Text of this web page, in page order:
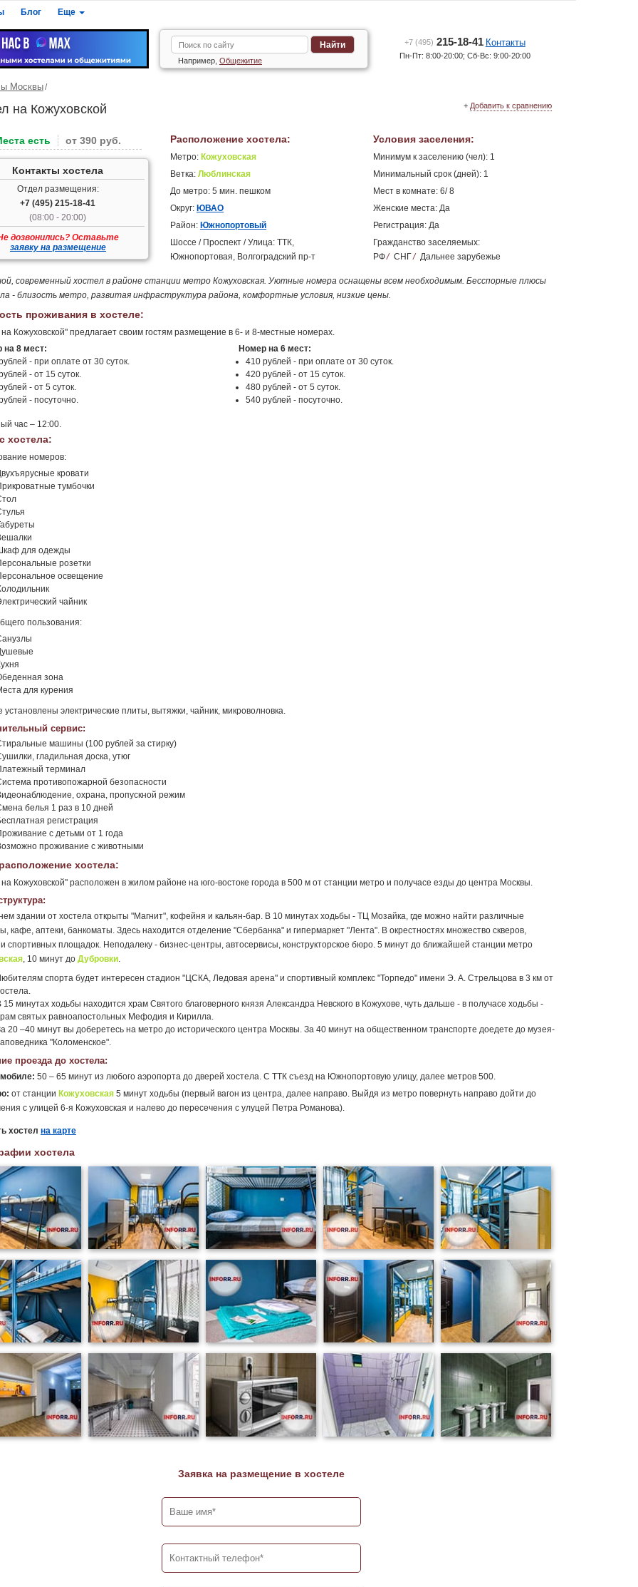
Блог Еще
Найти
Например, Общежитие
+7 (495) 215-18-41 Контакты
Пн-Пт: 8:00-20:00; Сб-Вс: 9:00-20:00
Москвы
на Кожуховской + Добавить к сравнению
есть от 390 руб.
Контакты хостела
Отдел размещения:
+7 (495) 215-18-41
(08:00 - 20:00)
дозвонились? Оставьте
заявку на размещение
Расположение хостела:
Метро: Кожуховская
Ветка: Люблинская
До метро: 5 мин. пешком
Округ: ЮВАО
Район: Южнопортовый
Шоссе / Проспект / Улица: ТТК,
Южнопортовая, Волгоградский пр-т
Условия заселения:
Минимум к заселению (чел): 1
Минимальный срок (дней): 1
Мест в комнате: 6/ 8
Женские места: Да
Регистрация: Да
Гражданство заселяемых:
РФ/ СНГ/ Дальнее зарубежье
современный хостел в районе станции метро Кожуховская. Уютные номера оснащены всем необходимым. Бесспорные плюсы
- близость метро, развитая инфраструктура района, комфортные условия, низкие цены.
проживания в хостеле:
Кожуховской" предлагает своим гостям размещение в 6- и 8-местные номерах.
на 8 мест:
- при оплате от 30 суток.
- от 15 суток.
- от 5 суток.
- посуточно.
Номер на 6 мест:
410 рублей - при оплате от 30 суток.
420 рублей - от 15 суток.
480 рублей - от 5 суток.
540 рублей - посуточно.
час – 12:00.
хостела:
номеров:
кровати
тумбочки
для одежды
розетки
освещение
чайник
пользования:
зона
для курения
установлены электрические плиты, вытяжки, чайник, микроволновка.
сервис:
машины (100 рублей за стирку)
гладильная доска, утюг
терминал
противопожарной безопасности
охрана, пропускной режим
белья 1 раз в 10 дней
регистрация
с детьми от 1 года
проживание с животными
хостела:
Кожуховской" расположен в жилом районе на юго-востоке города в 500 м от станции метро и получасе езды до центра Москвы.
здании от хостела открыты "Магнит", кофейня и кальян-бар. В 10 минутах ходьбы - ТЦ Мозайка, где можно найти различные
кафе, аптеки, банкоматы. Здесь находится отделение "Сбербанка" и гипермаркет "Лента". В окрестностях множество скверов,
и спортивных площадок. Неподалеку - бизнес-центры, автосервисы, конструкторское бюро. 5 минут до ближайшей станции метро
, 10 минут до Дубровки.
спорта будет интересен стадион "ЦСКА, Ледовая арена" и спортивный комплекс "Торпедо" имени Э. А. Стрельцова в 3 км от
15 минутах ходьбы находится храм Святого благоверного князя Александра Невского в Кожухове, чуть дальше - в получасе ходьбы -
святых равноапостольных Мефодия и Кирилла.
20 –40 минут вы доберетесь на метро до исторического центра Москвы. За 40 минут на общественном транспорте доедете до музея-
"Коломенское".
проезда до хостела:
50 – 65 минут из любого аэропорта до дверей хостела. С ТТК съезд на Южнопортовую улицу, далее метров 500.
от станции Кожуховская 5 минут ходьбы (первый вагон из центра, далее направо. Выйдя из метро повернуть направо дойти до
с улицей 6-я Кожуховская и налево до пересечения с улуцей Петра Романова).
хостел на карте
хостела
Заявка на размещение в хостеле